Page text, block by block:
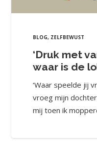
BLOG, ZELFBEWUST
‘Druk met
waar is de
‘Waar speelde jij
vroeg mijn
mij toen ik